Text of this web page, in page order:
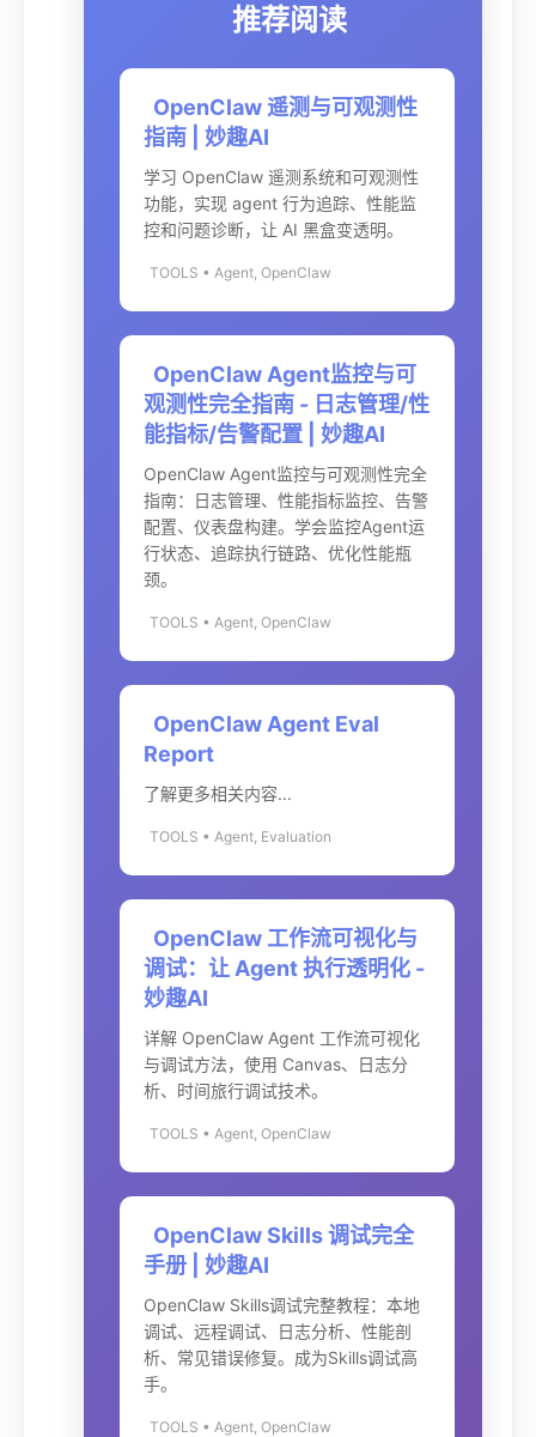
推荐阅读
OpenClaw 遥测与可观测性
指南 | 妙趣AI
学习 OpenClaw 遥测系统和可观测性
功能，实现 agent 行为追踪、性能监
控和问题诊断，让 AI 黑盒变透明。
TOOLS • Agent, OpenClaw
OpenClaw Agent监控与可
观测性完全指南 - 日志管理/性
能指标/告警配置 | 妙趣AI
OpenClaw Agent监控与可观测性完全
指南：日志管理、性能指标监控、告警
配置、仪表盘构建。学会监控Agent运
行状态、追踪执行链路、优化性能瓶
颈。
TOOLS • Agent, OpenClaw
OpenClaw Agent Eval
Report
了解更多相关内容...
TOOLS • Agent, Evaluation
OpenClaw 工作流可视化与
调试：让 Agent 执行透明化 -
妙趣AI
详解 OpenClaw Agent 工作流可视化
与调试方法，使用 Canvas、日志分
析、时间旅行调试技术。
TOOLS • Agent, OpenClaw
OpenClaw Skills 调试完全
手册 | 妙趣AI
OpenClaw Skills调试完整教程：本地
调试、远程调试、日志分析、性能剖
析、常见错误修复。成为Skills调试高
手。
TOOLS • Agent, OpenClaw